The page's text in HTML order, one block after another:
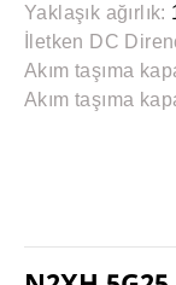
Yaklaşık ağırlık:
İletken DC
Akım taşıma
Akım taşıma